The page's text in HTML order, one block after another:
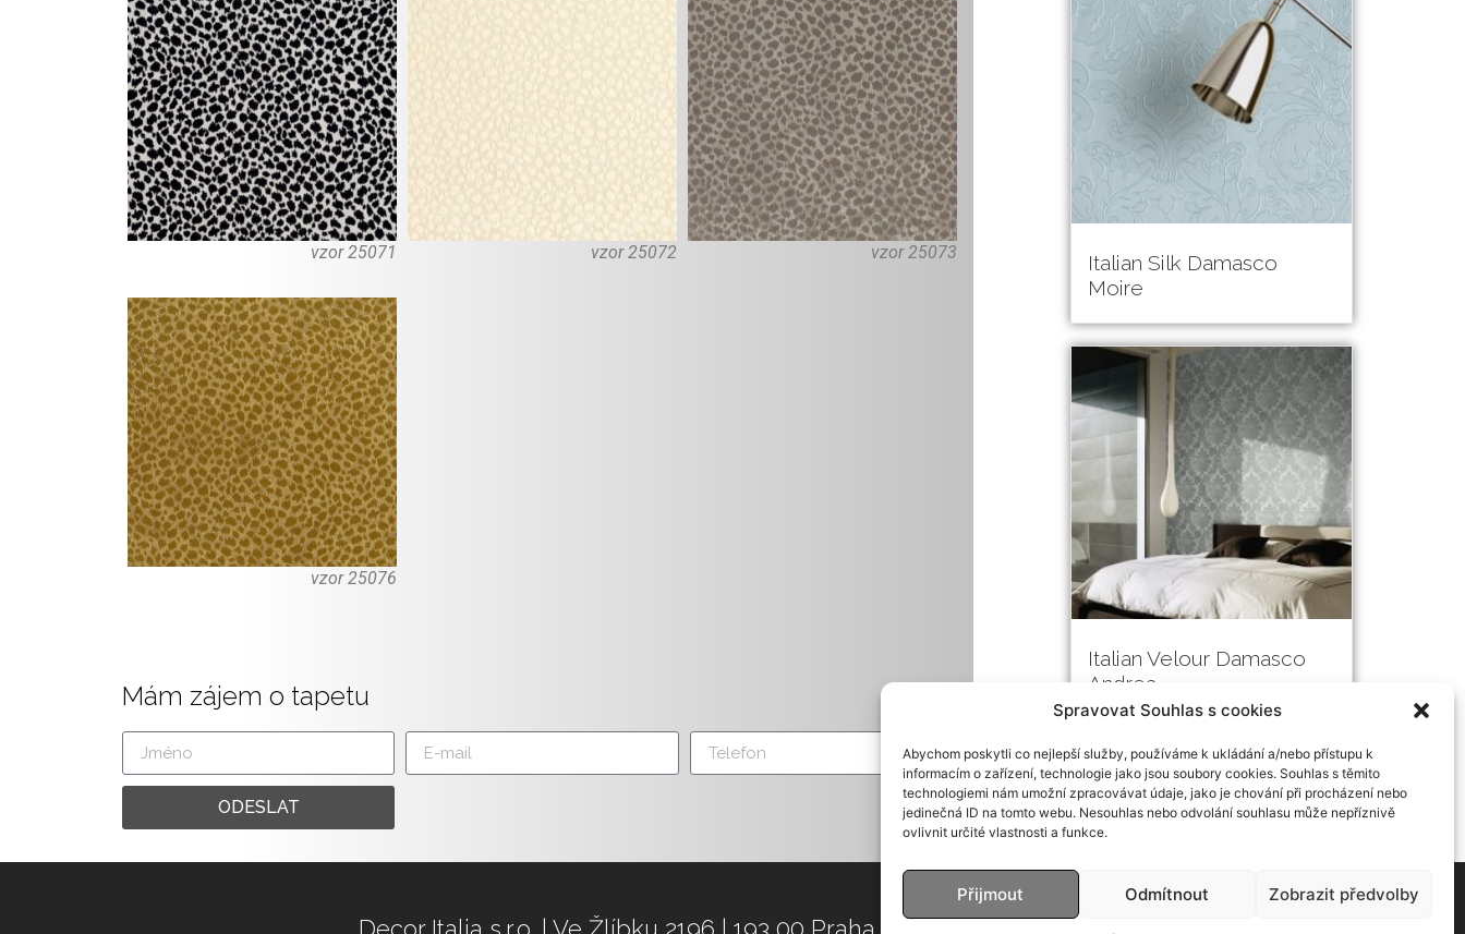
Spravovat Souhlas s cookies
Abychom poskytli co nejlepší služby, používáme k ukládání a/nebo přístupu k
informacím o zařízení, technologie jako jsou soubory cookies. Souhlas s těmito
technologiemi nám umožní zpracovávat údaje, jako je chování při procházení nebo
jedinečná ID na tomto webu. Nesouhlas nebo odvolání souhlasu může nepříznivě
ovlivnit určité vlastnosti a funkce.
Přijmout Odmítnout Zobrazit předvolby
vzor 25071 vzor 25072 vzor 25073
vzor 25076
Mám zájem o tapetu
ODESLAT
Italian Silk Damasco
Moire
Italian Velour Damasco
Andrea